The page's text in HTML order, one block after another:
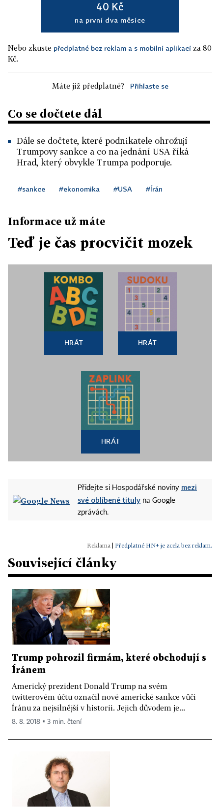
40 Kč
na první dva měsíce
Nebo zkuste předplatné bez reklam a s mobilní aplikací za 80
Kč.
Máte již předplatné? Přihlaste se
Co se dočtete dál
Dále se dočtete, které podnikatele ohrožují
Trumpovy sankce a co na jednání USA říká
Hrad, který obvykle Trumpa podporuje.
#sankce #ekonomika #USA #Írán
Informace už máte
Teď je čas procvičit mozek
HRÁT HRÁT
HRÁT
Přidejte si Hospodářské noviny mezi
své oblíbené tituly na Google
zprávách.
Předplatné HN+ je zcela bez reklam.
Související články
Trump pohrozil firmám, které obchodují s
Íránem
Americký prezident Donald Trump na svém
twitterovém účtu označil nové americké sankce vůči
Íránu za nejsilnější v historii. Jejich důvodem je...
8. 8. 2018 ▪ 3 min. čtení